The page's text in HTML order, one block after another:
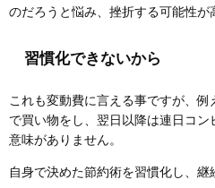
のだろうと悩み、挫折する可能性が
習慣化できないから
これも変動費に言える事ですが、
で買い物をし、翌日以降は連日コ
意味がありません。
自身で決めた節約術を習慣化し、継